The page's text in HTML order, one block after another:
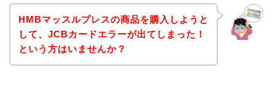
HMBマッスルプレスの商品を購入しようと
して、JCBカードエラーが出てしまった！
という方はいませんか？